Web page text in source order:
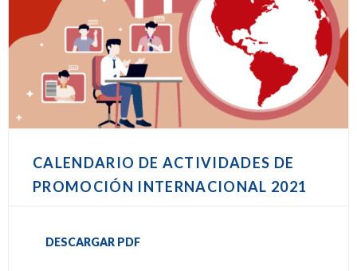
CALENDARIO DE ACTIVIDADES DE
PROMOCIÓN INTERNACIONAL 2021
DESCARGAR PDF